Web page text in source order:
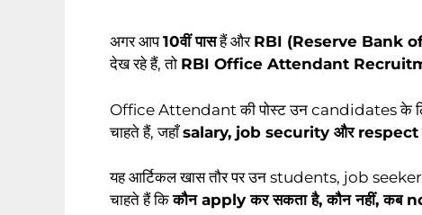
अगर आप10वीं पासहैं और RBI (Reserve Bank
देख रहे हैं, तो RBI Office Attendant
Office Attendant की पोस्ट उन candidates के लिए
चाहते हैं, जहाँsalary, job security और respect
यह आर्टिकल खास तौर पर उन students, job
चाहते हैं किकौन apply कर सकता है, कौन नहीं, कब